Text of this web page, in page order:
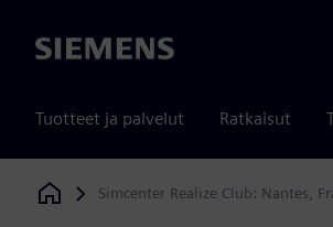
Siemens
Tuotteet ja palvelut Ratkaisut
Siemens Digital Industries Software
Simcenter Realize Club: Nantes,